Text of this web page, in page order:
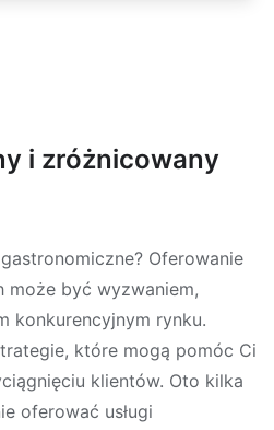
i zróżnicowany
Oferowanie
może być wyzwaniem,
konkurencyjnym rynku.
które mogą pomóc Ci
klientów. Oto kilka
oferować usługi